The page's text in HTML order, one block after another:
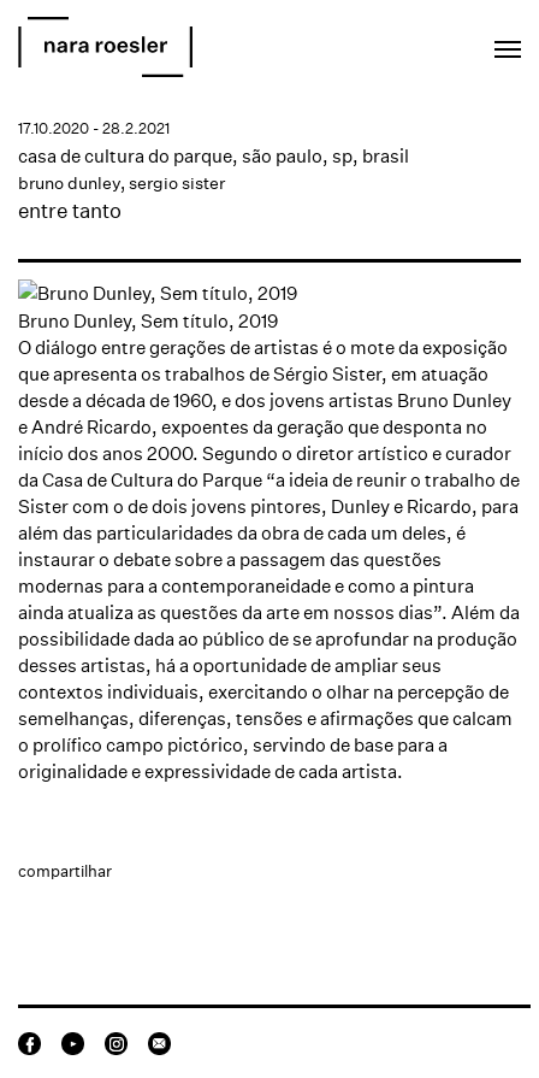
entre tanto
bruno dunley, sergio sister
casa de cultura do parque, são paulo, sp, brasil
17.10.2020 - 28.2.2021
Bruno Dunley, Sem título, 2019
O diálogo entre gerações de artistas é o mote da exposição
que apresenta os trabalhos de Sérgio Sister, em atuação
desde a década de 1960, e dos jovens artistas Bruno Dunley
e André Ricardo, expoentes da geração que desponta no
início dos anos 2000. Segundo o diretor artístico e curador
da Casa de Cultura do Parque “a ideia de reunir o trabalho de
Sister com o de dois jovens pintores, Dunley e Ricardo, para
além das particularidades da obra de cada um deles, é
instaurar o debate sobre a passagem das questões
modernas para a contemporaneidade e como a pintura
ainda atualiza as questões da arte em nossos dias”. Além da
possibilidade dada ao público de se aprofundar na produção
desses artistas, há a oportunidade de ampliar seus
contextos individuais, exercitando o olhar na percepção de
semelhanças, diferenças, tensões e afirmações que calcam
o prolífico campo pictórico, servindo de base para a
originalidade e expressividade de cada artista.
compartilhar